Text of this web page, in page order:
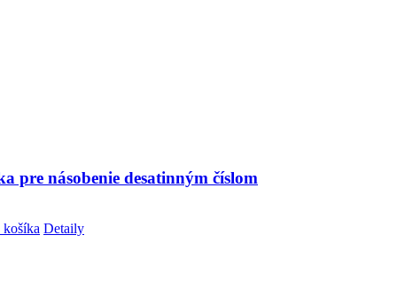
pre násobenie desatinným číslom
Detaily